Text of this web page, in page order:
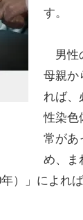
す。
男性
母親
れば、
性染色
常があ
め、ま
）」によれ